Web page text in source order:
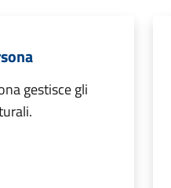
gestisce gli